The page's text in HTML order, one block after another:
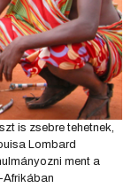
is zsebre tehetnek,
Lombard
ment a